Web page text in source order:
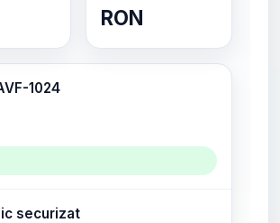
RON
1024
securizat